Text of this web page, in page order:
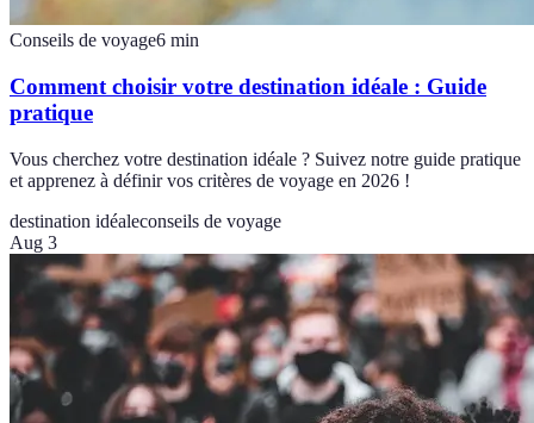
Conseils de voyage6 min
Comment choisir votre destination idéale : Guide
pratique
Vous cherchez votre destination idéale ? Suivez notre guide pratique
et apprenez à définir vos critères de voyage en 2026 !
destination idéaleconseils de voyage
Aug 3